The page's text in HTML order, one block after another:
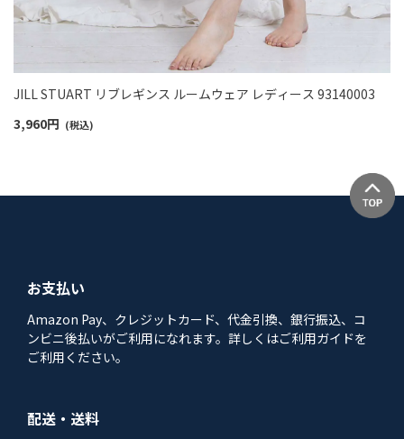
JILL STUART リブレギンス ルームウェア レディース 93140003
3,960円 (税込)
お支払い
Amazon Pay、クレジットカード、代金引換、銀行振込、コ
ンビニ後払いがご利用になれます。詳しくはご利用ガイドを
ご利用ください。
配送・送料